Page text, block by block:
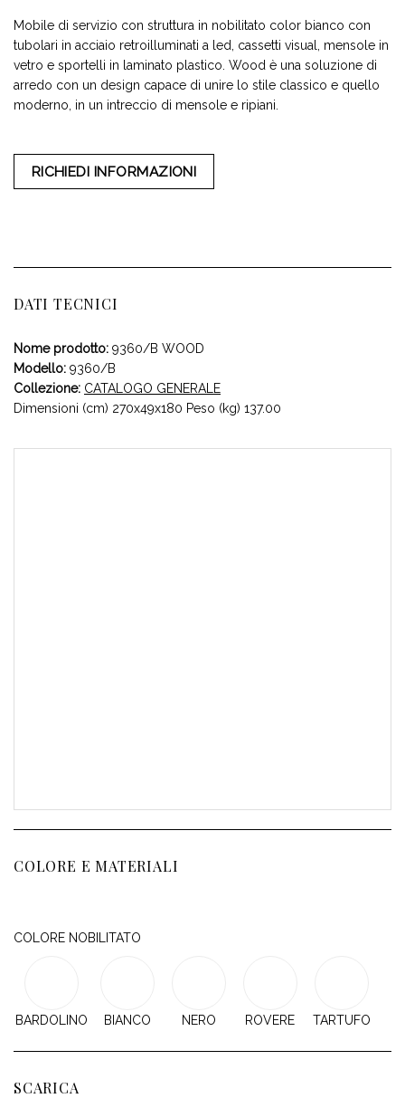
Mobile di servizio con struttura in nobilitato color bianco con
tubolari in acciaio retroilluminati a led, cassetti visual, mensole in
vetro e sportelli in laminato plastico. Wood è una soluzione di
arredo con un design capace di unire lo stile classico e quello
moderno, in un intreccio di mensole e ripiani.
RICHIEDI INFORMAZIONI
DATI TECNICI
Nome prodotto: 9360/B WOOD
Modello: 9360/B
Collezione: CATALOGO GENERALE
Dimensioni (cm) 270x49x180 Peso (kg) 137.00
COLORE E MATERIALI
COLORE NOBILITATO
BARDOLINO BIANCO NERO ROVERE TARTUFO
SCARICA